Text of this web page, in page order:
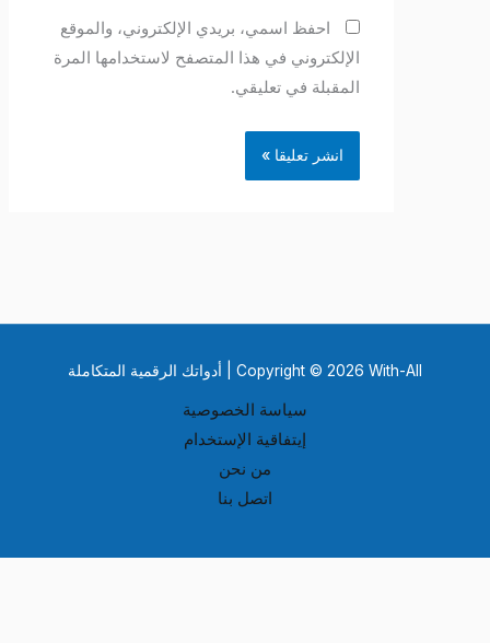
احفظ اسمي، بريدي الإلكتروني، والموقع
الإلكتروني في هذا المتصفح لاستخدامها المرة
المقبلة في تعليقي.
Copyright © 2026 With-All | أدواتك الرقمية المتكاملة
سياسة الخصوصية
إيتفاقية الإستخدام
من نحن
اتصل بنا